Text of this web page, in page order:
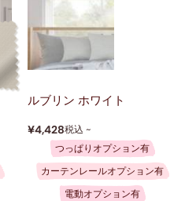
ルブリン ホワイト
¥4,428税込 ~
つっぱりオプション有
カーテンレールオプション有
電動オプション有